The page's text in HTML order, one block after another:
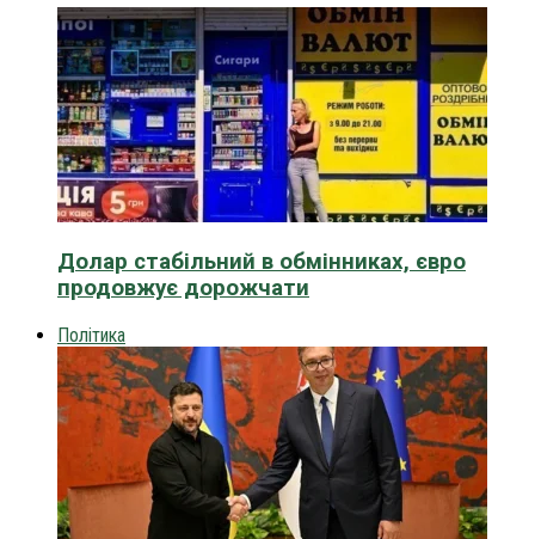
Долар стабільний в обмінниках, євро
продовжує дорожчати
Політика